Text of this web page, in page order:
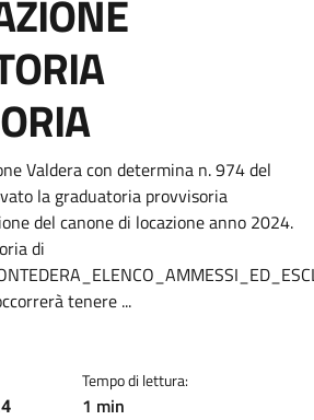
notizia
Valdera con determina n. 974 del
la graduatoria provvisoria
del canone di locazione anno 2024.
di
tenere ...
Tempo di lettura:
1 min